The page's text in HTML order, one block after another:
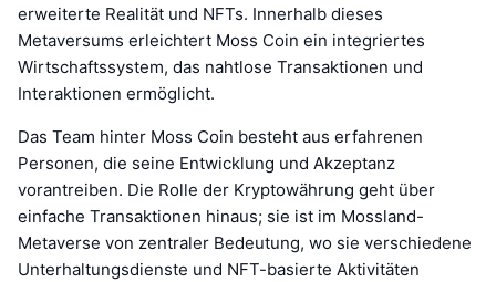
erweiterte Realität und NFTs. Innerhalb dieses
Metaversums erleichtert Moss Coin ein integriertes
Wirtschaftssystem, das nahtlose Transaktionen und
Interaktionen ermöglicht.
Das Team hinter Moss Coin besteht aus erfahrenen
Personen, die seine Entwicklung und Akzeptanz
vorantreiben. Die Rolle der Kryptowährung geht über
einfache Transaktionen hinaus; sie ist im Mossland-
Metaverse von zentraler Bedeutung, wo sie verschiedene
Unterhaltungsdienste und NFT-basierte Aktivitäten